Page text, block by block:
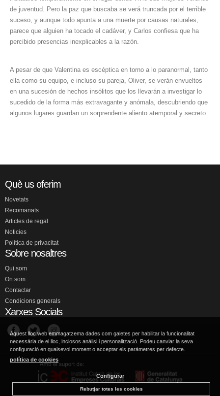
de juventud. Pero la paz que buscaba se verá truncada por el terrible
suceso, y aunque todo apunta a una muerte por causas naturales,
parece que alguien ha tocado el cadáver, y Carlos confiesa que ha
percibido presencias inexplicables a la razón.
A pesar de que Valentina es escéptica en torno a lo paranormal, tanto
ella como su equipo, e incluso su pareja, Oliver, se verán envueltos
en una sucesión de hechos insólitos que los llevarán a investigar lo
sucedido de la forma más extravagante y anómala, descubriendo que
algunos lugares guardan un sorprendente aliento atemporal y secreto.
Què us oferim
Novetats
Recomanats
Articles de regal
Noticies
Política de privacitat
Sobre nosaltres
Qui som
On som
Contactar
Condicions generals
Xarxes Socials
Aquest lloc web emmagatzema dades com galetes per habilitar la funcionalitat
necessària de el lloc, inclosos anàlisi i personalització. Podeu canviar la seva
configuració en qualsevol moment o acceptar els paràmetres per defecte.
política de cookies
Configurar
Rebutjar totes les cookies